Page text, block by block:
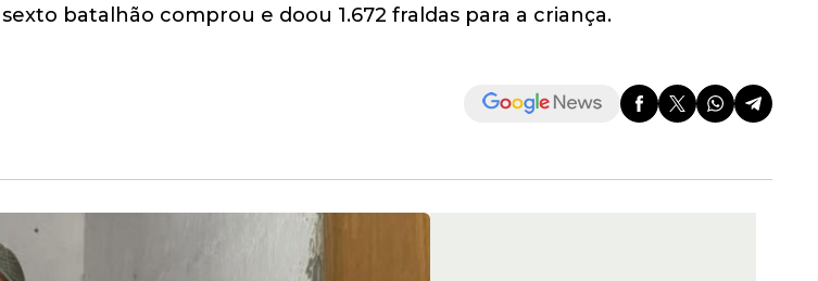
batalhão comprou e doou 1.672 fraldas para a criança.